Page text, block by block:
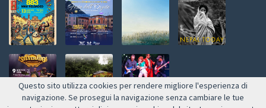
Questo sito utilizza cookies per rendere migliore l'esperienza di
navigazione. Se prosegui la navigazione senza cambiare le tue